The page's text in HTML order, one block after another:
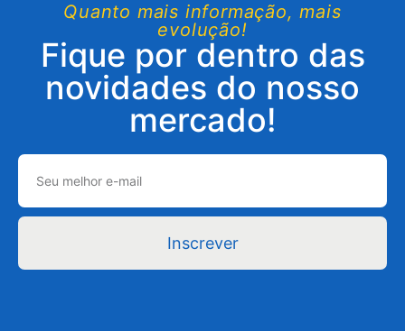
Quanto mais informação, mais
evolução!
Fique por dentro das
novidades do nosso
mercado!
Inscrever